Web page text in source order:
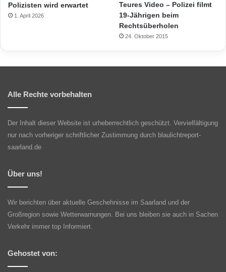
Polizisten wird erwartet
1. April 2026
Teures Video – Polizei filmt
19-Jährigen beim
Rechtsüberholen
24. Oktober 2015
Alle Rechte vorbehalten
Der Inhalt dieser Website ist urheberrechtlich geschützt. Vervielfältigung
nur nach vorheriger schriftlicher Zustimmung durch blaulichtreport-
saarland.de
Über uns!
Wir berichten über aktuelle Geschehnisse im Saarland und der
Großregion sowie Wetterwarnungen. Bei uns bleiben sie auch in Sachen
Verkehr immer top Informiert.
Gehostet von: